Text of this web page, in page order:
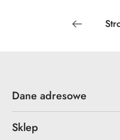
Dane adresowe
Sklep